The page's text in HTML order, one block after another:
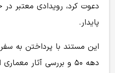
دعوت کرد، رویدادی معتبر
پایدار.
این مستند با پرداختن به
دهه ۵۰ و بررسی آثار